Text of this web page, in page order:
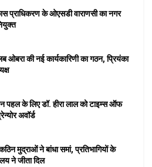
प्राधिकरण के ओएसडी वाराणसी का नगर
ओबरा की नई कार्यकारिणी का गठन, प्रियंका
पहल के लिए डॉ. हीरा लाल को टाइम्स ऑफ
अवॉर्ड
मुद्राओं ने बांधा समां, प्रतिभागियों के
ने जीता दिल